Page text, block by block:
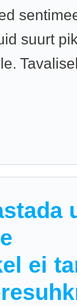
suurt
ei